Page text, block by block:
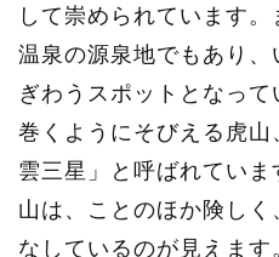
して崇められています
温泉の源泉地でもあり
ぎわうスポットとなっ
巻くようにそびえる虎
雲三星」と呼ばれてい
山は、ことのほか険し
なしているのが見えま